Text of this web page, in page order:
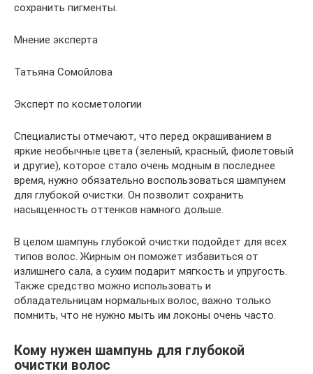
сохранить пигменты.
Мнение эксперта
Татьяна Сомойлова
Эксперт по косметологии
Специалисты отмечают, что перед окрашиванием в
яркие необычные цвета (зеленый, красный, фиолетовый
и другие), которое стало очень модным в последнее
время, нужно обязательно воспользоваться шампунем
для глубокой очистки. Он позволит сохранить
насыщенность оттенков намного дольше.
В целом шампунь глубокой очистки подойдет для всех
типов волос. Жирным он поможет избавиться от
излишнего сала, а сухим подарит мягкость и упругость.
Также средство можно использовать и
обладательницам нормальных волос, важно только
помнить, что не нужно мыть им локоны очень часто.
Кому нужен шампунь для глубокой
очистки волос